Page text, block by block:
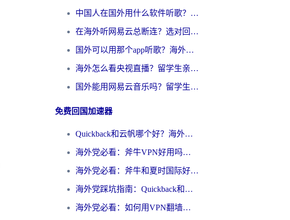
中国人在国外用什么软件听歌？别再被地域限制卡脖子，这篇教你轻松解锁国内音乐库
在海外听网易云总断连？选对回国加速器，告别地区限制和卡顿
国外可以用那个app听歌？海外党亲测有效的回国加速方案，轻松听国内音乐听书
海外怎么看央视直播？留学生亲测：3步解决版权限制+追剧自由
国外能用网易云音乐吗？留学生亲测：3步解决海外听歌难题
免费回国加速器
Quickback和云帆哪个好？海外党2026亲测指南：选对加速器大陆工具，无缝刷国内剧玩国服
海外党必看：斧牛VPN好用吗？和GoLinkVPN对比哪个回国效果更好？
海外党必看：斧牛和夏时国际好用吗？3步选对回国加速器，无缝刷国内资源
海外党踩坑指南：Quickback和归雁好用吗？选对加速器才能无缝刷国内资源
海外党必看：如何用VPN翻墙到大陆PTT？一篇解决你所有回国加速痛点